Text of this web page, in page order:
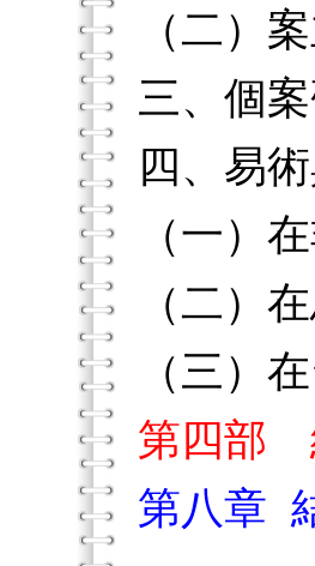
（二）
三、個
四、易
（一）
（二）
（三）
第四部
第八章